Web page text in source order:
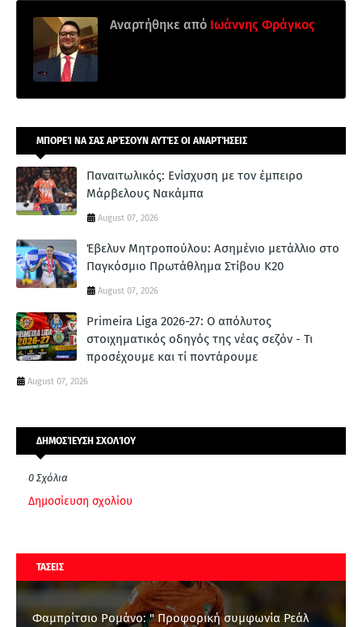
Αναρτήθηκε από Ιωάννης Φράγκος
ΜΠΟΡΕΊ ΝΑ ΣΑΣ ΑΡΈΣΟΥΝ ΑΥΤΈΣ ΟΙ ΑΝΑΡΤΉΣΕΙΣ
Παναιτωλικός: Ενίσχυση με τον έμπειρο
Μάρβελους Νακάμπα
August 07, 2026
Έβελυν Μητροπούλου: Ασημένιο μετάλλιο στο
Παγκόσμιο Πρωτάθλημα Στίβου Κ20
August 07, 2026
Primeira Liga 2026-27: Ο απόλυτος
στοιχηματικός οδηγός της νέας σεζόν - Τι
προσέχουμε και τί ποντάρουμε
August 07, 2026
ΔΗΜΟΣΊΕΥΣΗ ΣΧΟΛΊΟΥ
0 Σχόλια
Δημοσίευση σχολίου
ΤΑΣΕΙΣ
Φαμπρίτσιο Ρομάνο: " Προφορική συμφωνία Ρεάλ